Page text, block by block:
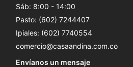
Sáb: 8:00 - 14:00
Pasto: (602) 7244407
Ipiales: (602) 7740554
comercio@casaandina.com.co
Envíanos un mensaje